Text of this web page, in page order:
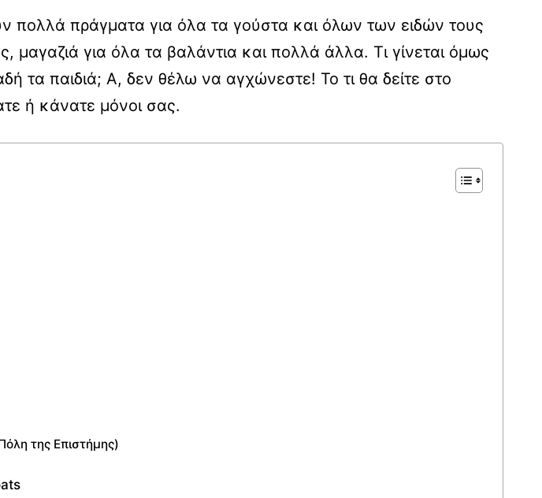
πολλά πράγματα για όλα τα γούστα και όλων των ειδών τους
για όλα τα βαλάντια και πολλά άλλα. Τι γίνεται όμως
τα παιδιά; Α, δεν θέλω να αγχώνεστε! Το τι θα δείτε στο
ή κάνατε μόνοι σας.
της Επιστήμης)